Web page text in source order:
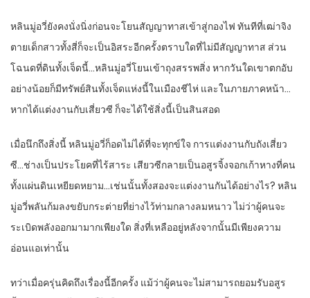
หลินมู่อวี่ยังคงนั่งนิ่งก่อนจะโยนสัญญาทาสเข้าสู่กองไฟ ทันทีที่เฒ่าจิง
ตายเด็กสาวทั้งสี่ก็จะเป็นอิสระอีกครั้งตราบใดที่ไม่มีสัญญาทาส ส่วน
โฉนดที่ดินทั้งเจ็ดนี้…หลินมู่อวี่โยนเข้าถุงสรรพสิ่ง หากวันใดเขาตกอับ
อย่างน้อยก็มีทรัพย์สินทั้งเจ็ดแห่งนี้ในเมืองชีไห่ และในภายภาคหน้า…
หากได้แต่งงานกับเสี่ยวซี ก็จะได้ใช้สิ่งนี้เป็นสินสอด
เมื่อนึกถึงสิ่งนี้ หลินมู่อวี่ก็อดไม่ได้ที่จะทุกข์ใจ การแต่งงานกับถังเสี่ยว
ซี…ช่างเป็นประโยคที่ไร้สาระ เสียวซีกลายเป็นอสูรจิ้งจอกเก้าหางที่คน
ทั้งแผ่นดินเหยียดหยาม…เช่นนั้นทั้งสองจะแต่งงานกันได้อย่างไร? หลิน
มู่อวี่พลันก้มลงขยับกระต่ายที่ย่างไว้ท่ามกลางลมหนาว ไม่ว่าผู้คนจะ
ระเบิดพลังออกมามากเพียงใด สิ่งที่เหลืออยู่หลังจากนั้นมีเพียงความ
อ่อนแอเท่านั้น
ทว่าเมื่อครุ่นคิดถึงเรื่องนี้อีกครั้ง แม้ว่าผู้คนจะไม่สามารถยอมรับอสูร